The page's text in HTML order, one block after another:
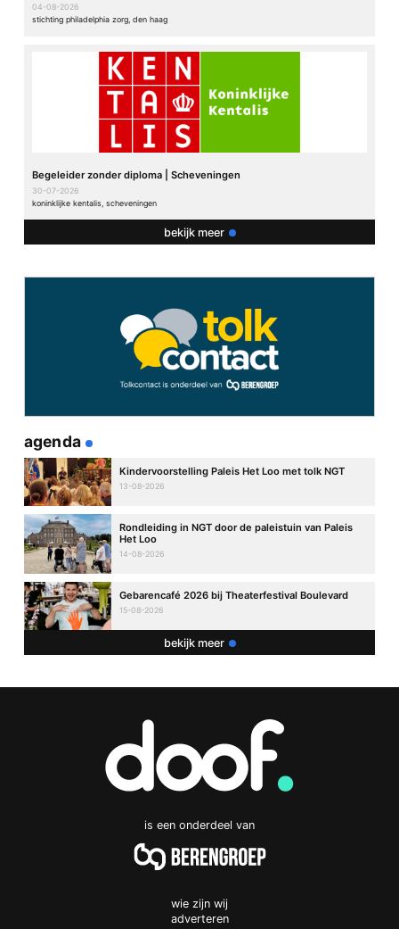
04-08-2026
stichting philadelphia zorg, den haag
Begeleider zonder diploma | Scheveningen
30-07-2026
koninklijke kentalis, scheveningen
bekijk meer
agenda
Kindervoorstelling Paleis Het Loo met tolk NGT
13-08-2026
Rondleiding in NGT door de paleistuin van Paleis
Het Loo
14-08-2026
Gebarencafé 2026 bij Theaterfestival Boulevard
15-08-2026
bekijk meer
is een onderdeel van
wie zijn wij
adverteren